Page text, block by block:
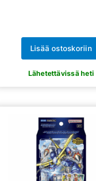
Lisää ostoskoriin